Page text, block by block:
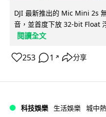
DJI 最新推出的 Mic Mini 2s
音，並首度下放 32-bit Float
閱讀全文
253 1 ↗ 分享
科技娛樂 生活娛樂 城中